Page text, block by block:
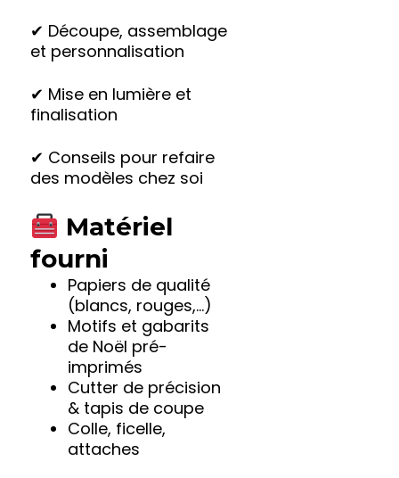
✔ Découpe, assemblage
et personnalisation
✔ Mise en lumière et
finalisation
✔ Conseils pour refaire
des modèles chez soi
Matériel
fourni
Papiers de qualité
(blancs, rouges,…)
Motifs et gabarits
de Noël pré-
imprimés
Cutter de précision
& tapis de coupe
Colle, ficelle,
attaches